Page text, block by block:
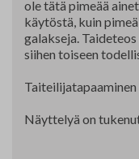
ole tätä pimeää
käytöstä, kuin
galakseja.
siihen toiseen
Näyttelyä on